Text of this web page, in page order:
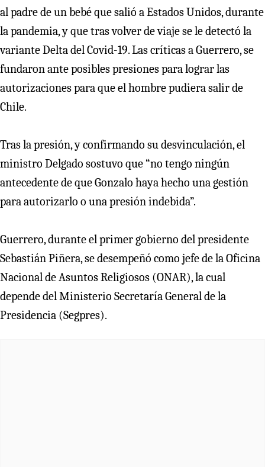
al padre de un bebé que salió a Estados Unidos, durante
la pandemia, y que tras volver de viaje se le detectó la
variante Delta del Covid-19. Las críticas a Guerrero, se
fundaron ante posibles presiones para lograr las
autorizaciones para que el hombre pudiera salir de
Chile.
Tras la presión, y confirmando su desvinculación, el
ministro Delgado sostuvo que “no tengo ningún
antecedente de que Gonzalo haya hecho una gestión
para autorizarlo o una presión indebida”.
Guerrero, durante el primer gobierno del presidente
Sebastián Piñera, se desempeñó como jefe de la Oficina
Nacional de Asuntos Religiosos (ONAR), la cual
depende del Ministerio Secretaría General de la
Presidencia (Segpres).